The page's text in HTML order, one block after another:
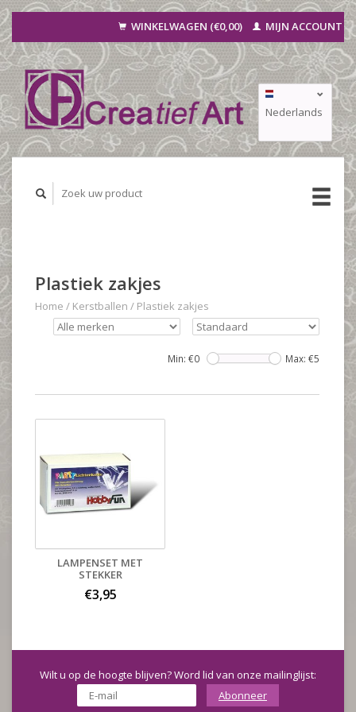
WINKELWAGEN (€0,00) MIJN ACCOUNT
Nederlands
Deutsch
Plastiek zakjes
Home / Kerstballen / Plastiek zakjes
Min: €0 Max: €5
LAMPENSET MET
STEKKER
€3,95
Wilt u op de hoogte blijven? Word lid van onze mailinglijst:
Abonneer